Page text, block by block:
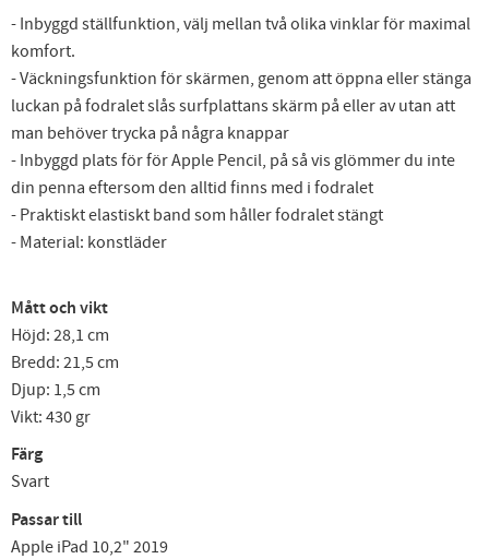
- Inbyggd ställfunktion, välj mellan två olika vinklar för maximal
komfort.
- Väckningsfunktion för skärmen, genom att öppna eller stänga
luckan på fodralet slås surfplattans skärm på eller av utan att
man behöver trycka på några knappar
- Inbyggd plats för för Apple Pencil, på så vis glömmer du inte
din penna eftersom den alltid finns med i fodralet
- Praktiskt elastiskt band som håller fodralet stängt
- Material: konstläder
Mått och vikt
Höjd: 28,1 cm
Bredd: 21,5 cm
Djup: 1,5 cm
Vikt: 430 gr
Färg
Svart
Passar till
Apple iPad 10,2" 2019